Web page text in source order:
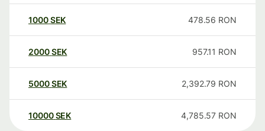
1000SEK 478.56 RON
2000SEK 957.11 RON
5000SEK 2,392.79 RON
10000 SEK 4,785.57 RON